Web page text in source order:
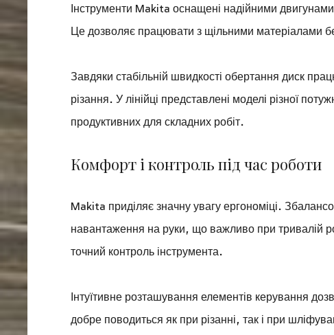
Інструменти Makita оснащені надійними
Це дозволяє працювати з щільними матеріалами
Завдяки стабільній швидкості обертання диск
різання. У лінійці представлені моделі різної
продуктивних для складних робіт.
Комфорт і контроль під час роботи
Makita приділяє значну увагу ергономіці.
навантаження на руки, що важливо при тривалій
точний контроль інструмента.
Інтуїтивне розташування елементів керування
добре поводиться як при різанні, так і при